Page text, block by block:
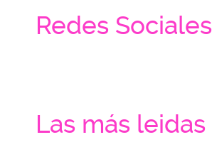
Redes Sociales
Las más leidas